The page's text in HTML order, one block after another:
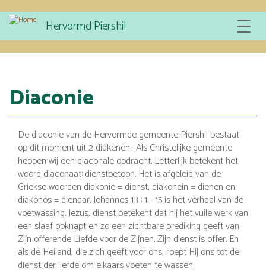
Overslaan
naar
de
Hervormd Piershil
Toggle
Diaconie
De diaconie van de Hervormde gemeente Piershil bestaat
op dit moment uit 2 diakenen. Als Christelijke gemeente
hebben wij een diaconale opdracht. Letterlijk betekent het
woord diaconaat: dienstbetoon. Het is afgeleid van de
Griekse woorden diakonie = dienst, diakonein = dienen en
diakonos = dienaar. Johannes 13 : 1 - 15 is het verhaal van de
voetwassing. Jezus, dienst betekent dat hij het vuile werk van
een slaaf opknapt en zo een zichtbare prediking geeft van
Zijn offerende Liefde voor de Zijnen. Zijn dienst is offer. En
als de Heiland, die zich geeft voor ons, roept Hij ons tot de
dienst der liefde om elkaars voeten te wassen.